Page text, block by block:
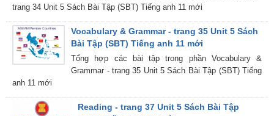
trang 34 Unit 5 Sách Bài Tập (SBT) Tiếng anh 11 mới
Vocabulary & Grammar - trang 35 Unit 5 Sách
Bài Tập (SBT) Tiếng anh 11 mới
Tổng hợp các bài tập trong phần Vocabulary &
Grammar - trang 35 Unit 5 Sách Bài Tập (SBT) Tiếng
anh 11 mới
Reading - trang 37 Unit 5 Sách Bài Tập